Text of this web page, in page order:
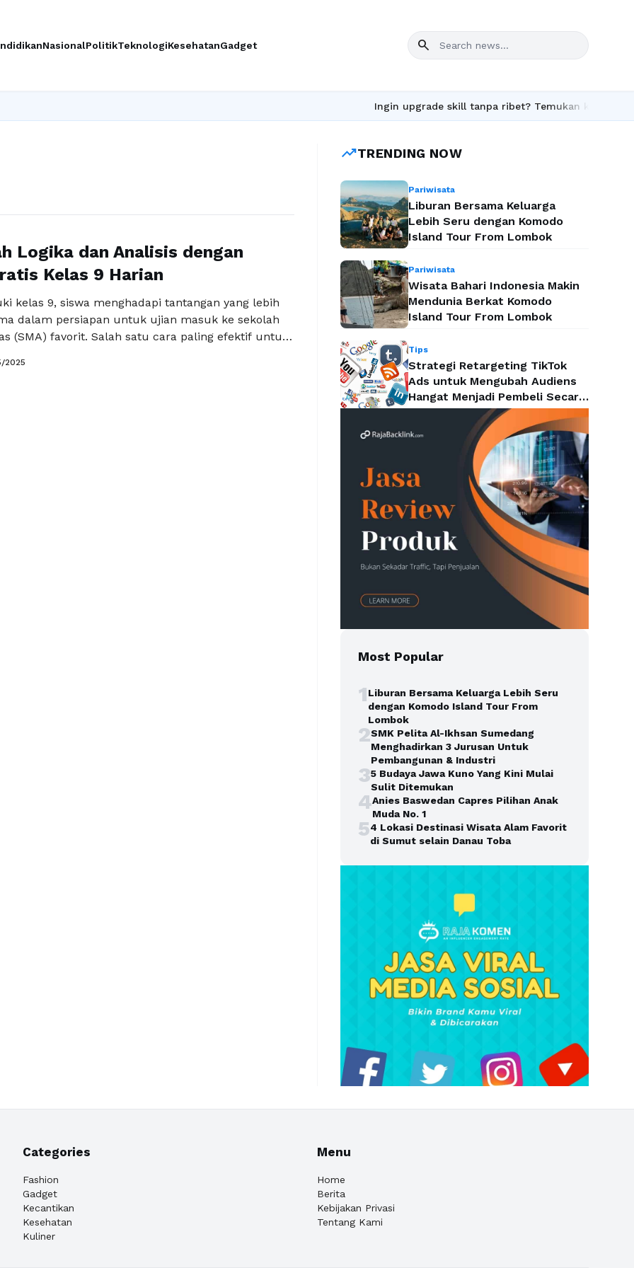
NasionalPolitikTeknologiKesehatanGadget search
Ingin upgrade skill tanpa ribet? Temukan kelas seru dan
Logika dan Analisis dengan
Kelas 9 Harian
kelas 9, siswa menghadapi tantangan yang lebih
dalam persiapan untuk ujian masuk ke sekolah
(SMA) favorit. Salah satu cara paling efektif untuk
tidak hanya memberikan kesempatan untuk
2025
trending_upTRENDING NOW
Pariwisata
Liburan Bersama Keluarga
Lebih Seru dengan Komodo
Island Tour From Lombok
Pariwisata
Wisata Bahari Indonesia Makin
Mendunia Berkat Komodo
Island Tour From Lombok
Tips
Strategi Retargeting TikTok
Ads untuk Mengubah Audiens
Hangat Menjadi Pembeli Secara
Efektif
Most Popular
1Liburan Bersama Keluarga Lebih Seru
dengan Komodo Island Tour From
Lombok
2SMK Pelita Al-Ikhsan Sumedang
Menghadirkan 3 Jurusan Untuk
Pembangunan & Industri
35 Budaya Jawa Kuno Yang Kini Mulai
Sulit Ditemukan
4Anies Baswedan Capres Pilihan Anak
Muda No. 1
54 Lokasi Destinasi Wisata Alam Favorit
di Sumut selain Danau Toba
Categories
Fashion
Gadget
Kecantikan
Kesehatan
Kuliner
Menu
Home
Berita
Kebijakan Privasi
Tentang Kami